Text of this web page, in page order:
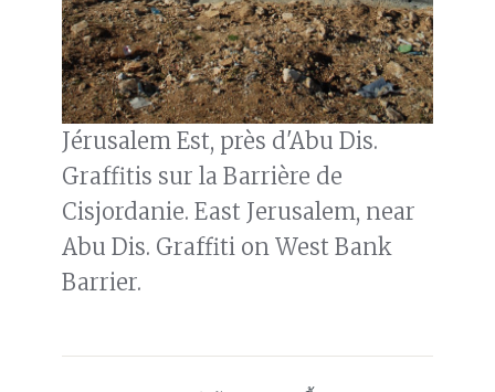
Jérusalem Est, près d'Abu Dis.
Graffitis sur la Barrière de
Cisjordanie. East Jerusalem, near
Abu Dis. Graffiti on West Bank
Barrier.